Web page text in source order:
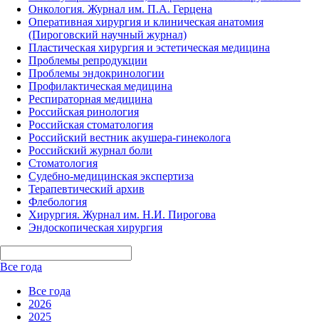
Онкология. Журнал им. П.А. Герцена
Оперативная хирургия и клиническая анатомия
(Пироговский научный журнал)
Пластическая хирургия и эстетическая медицина
Проблемы репродукции
Проблемы эндокринологии
Профилактическая медицина
Респираторная медицина
Российская ринология
Российская стоматология
Российский вестник акушера-гинеколога
Российский журнал боли
Стоматология
Судебно-медицинская экспертиза
Терапевтический архив
Флебология
Хирургия. Журнал им. Н.И. Пирогова
Эндоскопическая хирургия
Все года
Все года
2026
2025